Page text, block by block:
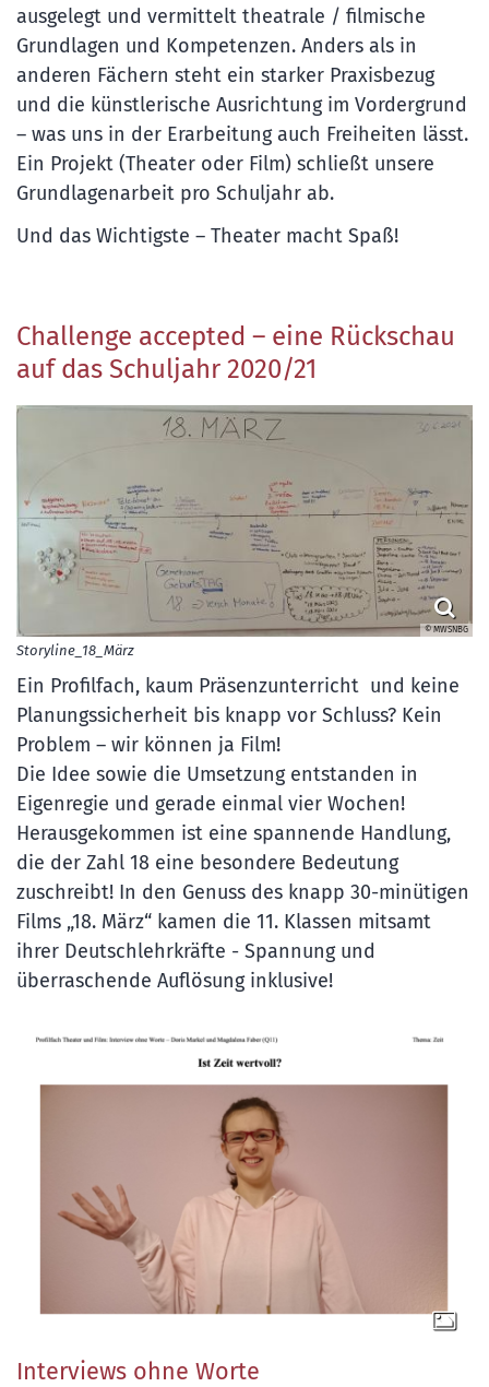
ausgelegt und vermittelt theatrale / filmische
Grundlagen und Kompetenzen. Anders als in
anderen Fächern steht ein starker Praxisbezug
und die künstlerische Ausrichtung im Vordergrund
– was uns in der Erarbeitung auch Freiheiten lässt.
Ein Projekt (Theater oder Film) schließt unsere
Grundlagenarbeit pro Schuljahr ab.
Und das Wichtigste – Theater macht Spaß!
Challenge accepted – eine Rückschau
auf das Schuljahr 2020/21
© MWSNBG
Storyline_18_März
Ein Profilfach, kaum Präsenzunterricht und keine
Planungssicherheit bis knapp vor Schluss? Kein
Problem – wir können ja Film!
Die Idee sowie die Umsetzung entstanden in
Eigenregie und gerade einmal vier Wochen!
Herausgekommen ist eine spannende Handlung,
die der Zahl 18 eine besondere Bedeutung
zuschreibt! In den Genuss des knapp 30-minütigen
Films „18. März“ kamen die 11. Klassen mitsamt
ihrer Deutschlehrkräfte - Spannung und
überraschende Auflösung inklusive!
Interviews ohne Worte